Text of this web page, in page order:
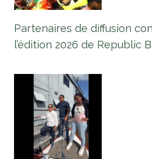
Partenaires de diffusion
l’édition 2026 de Republic